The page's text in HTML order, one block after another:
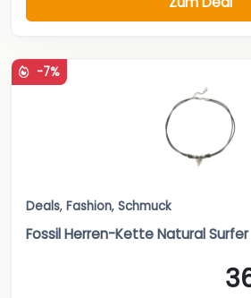
-7%
Deals, Fashion, Schmuck
Fossil Herren-Kette Natural Surfer